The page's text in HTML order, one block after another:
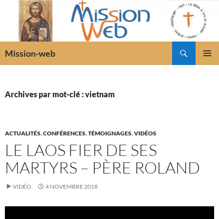
Mission-web
Archives par mot-clé : vietnam
ACTUALITÉS,CONFÉRENCES,TÉMOIGNAGES,VIDÉOS
LE LAOS FIER DE SES
MARTYRS – PÈRE ROLAND
VIDÉO 4 NOVEMBRE 2018